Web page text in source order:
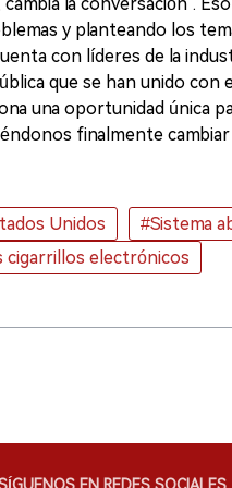
y planteando los
con líderes de la
que se han unido con
una oportunidad única
finalmente
Unidos #Sistema
cigarrillos electrónicos
EN REDES SOCIALES